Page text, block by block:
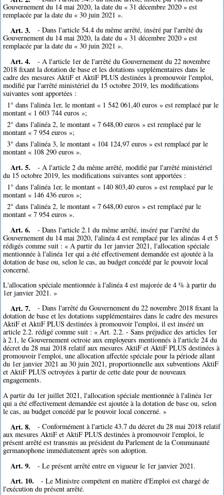
Gouvernement du 14 mai 2020, la date du « 31 décembre 2020 » est
remplacée par la date du « 30 juin 2021 ».
Art. 3.
- Dans l'article 54.4 du même arrêté, inséré par l'arrêté du
Gouvernement du 14 mai 2020, la date du « 31 décembre 2020 » est
remplacée par la date du « 30 juin 2021 ».
Art. 4.
- A l'article 1er de l'arrêté du Gouvernement du 22 novembre
2018 fixant la dotation de base et les dotations supplémentaires dans le
cadre des mesures AktiF et AktiF PLUS destinées à promouvoir l'emploi,
modifié par l'arrêté ministériel du 15 octobre 2019, les modifications
suivantes sont apportées :
1° dans l'alinéa 1er, le montant « 1 542 061,40 euros » est remplacé par le
montant « 1 603 744 euros »;
2° dans l'alinéa 2, le montant « 7 648,00 euros » est remplacé par le
montant « 7 954 euros »;
3° dans l'alinéa 3, le montant « 104 124,97 euros » est remplacé par le
montant « 108 290 euros ».
Art. 5.
- A l'article 2 du même arrêté, modifié par l'arrêté ministériel
du 15 octobre 2019, les modifications suivantes sont apportées :
1° dans l'alinéa 1er, le montant « 140 803,40 euros » est remplacé par le
montant « 146 436 euros »;
2° dans l'alinéa 2, le montant « 7 648,00 euros » est remplacé par le
montant « 7 954 euros ».
Art. 6.
- Dans l'article 2.1 du même arrêté, inséré par l'arrêté du
Gouvernement du 14 mai 2020, l'alinéa 4 est remplacé par les alinéas 4 et 5
rédigés comme suit : « A partir du 1er janvier 2021, l'allocation spéciale
mentionnée à l'alinéa 1er qui a été effectivement demandée est ajoutée à la
dotation de base ou, selon le cas, au budget concédé par le pouvoir local
concerné.
L'allocation spéciale mentionnée à l'alinéa 4 est majorée de 4 % à partir du
1er janvier 2021. »
Art. 7.
- Dans l'arrêté du Gouvernement du 22 novembre 2018 fixant la
dotation de base et les dotations supplémentaires dans le cadre des mesures
AktiF et AktiF PLUS destinées à promouvoir l'emploi, il est inséré un
article 2.2. rédigé comme suit : « Art. 2.2. - Sans préjudice des articles 1er
à 2.1, le Gouvernement octroie aux employeurs mentionnés à l'article 24 du
décret du 28 mai 2018 relatif aux mesures AktiF et AktiF PLUS destinées à
promouvoir l'emploi, une allocation affectée spéciale pour la période allant
du 1er janvier 2021 au 30 juin 2021, proportionnelle aux subventions AktiF
et AktiF PLUS octroyées à partir de cette date pour de nouveaux
engagements.
A partir du 1er juillet 2021, l'allocation spéciale mentionnée à l'alinéa 1er
qui a été effectivement demandée est ajoutée à la dotation de base ou, selon
le cas, au budget concédé par le pouvoir local concerné. »
Art. 8.
- Conformément à l'article 43.7 du décret du 28 mai 2018 relatif
aux mesures AktiF et AktiF PLUS destinées à promouvoir l'emploi, le
présent arrêté est transmis au président du Parlement de la Communauté
germanophone immédiatement après son adoption.
Art. 9. - Le présent arrêté entre en vigueur le 1er janvier 2021.
Art. 10.
- Le Ministre compétent en matière d'Emploi est chargé de
l'exécution du présent arrêté.